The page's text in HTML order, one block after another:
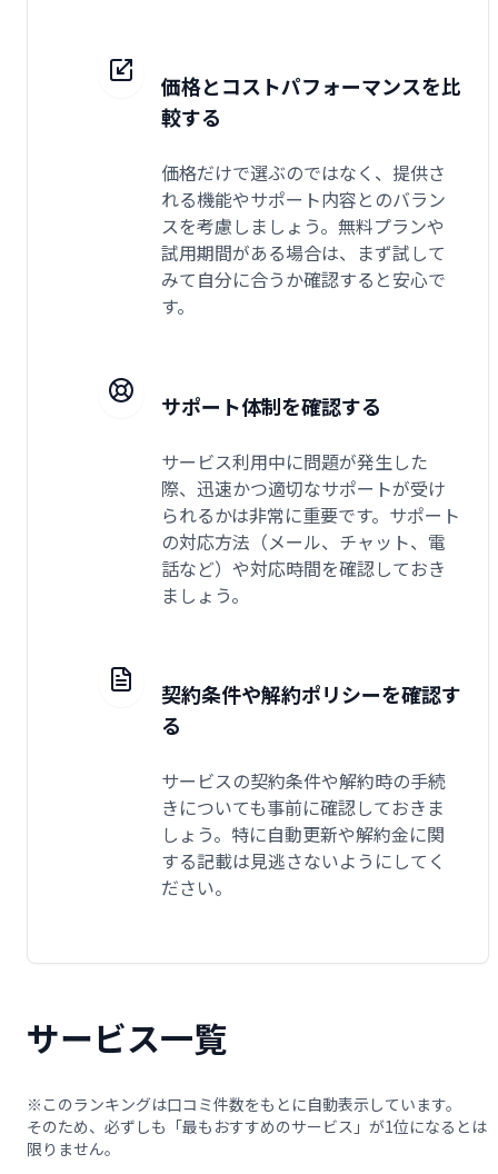
価格とコストパフォーマンスを比
較する
価格だけで選ぶのではなく、提供さ
れる機能やサポート内容とのバラン
スを考慮しましょう。無料プランや
試用期間がある場合は、まず試して
みて自分に合うか確認すると安心で
す。
サポート体制を確認する
サービス利用中に問題が発生した
際、迅速かつ適切なサポートが受け
られるかは非常に重要です。サポート
の対応方法（メール、チャット、電
話など）や対応時間を確認しておき
ましょう。
契約条件や解約ポリシーを確認す
る
サービスの契約条件や解約時の手続
きについても事前に確認しておきま
しょう。特に自動更新や解約金に関
する記載は見逃さないようにしてく
ださい。
サービス一覧
※このランキングは口コミ件数をもとに自動表示しています。
そのため、必ずしも「最もおすすめのサービス」が1位になるとは
限りません。